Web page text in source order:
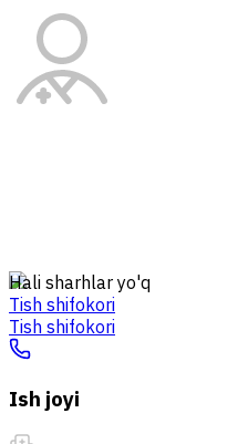
Hali sharhlar yo'q
Tish shifokori
Tish shifokori
Ish joyi